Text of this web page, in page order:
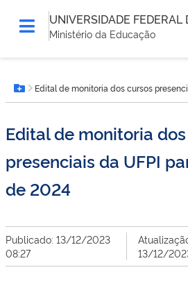
UNIVERSIDADE FEDERAL
Ministério da Educação
está
aqui:Botão Menu
Edital de monitoria dos cursos
Edital de monitoria
presenciais da UFPI
de 2024
Publicado: 13/12/2023
08:27
13/12/